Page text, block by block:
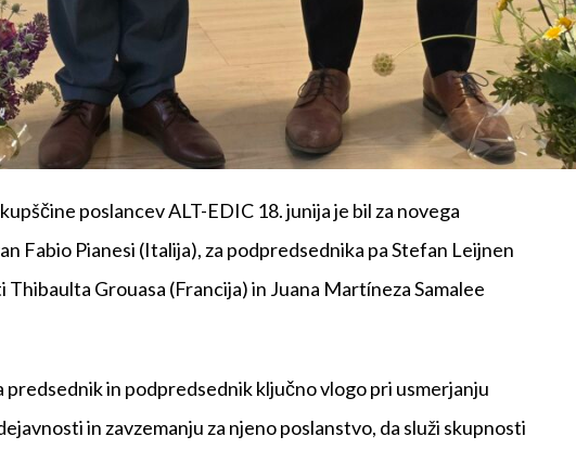
poslancev ALT-EDIC 18. junija je bil za novega
Fabio Pianesi (Italija), za podpredsednika pa Stefan Leijnen
Grouasa (Francija) in Juana Martíneza Samalee
predsednik in podpredsednik ključno vlogo pri usmerjanju
in zavzemanju za njeno poslanstvo, da služi skupnosti